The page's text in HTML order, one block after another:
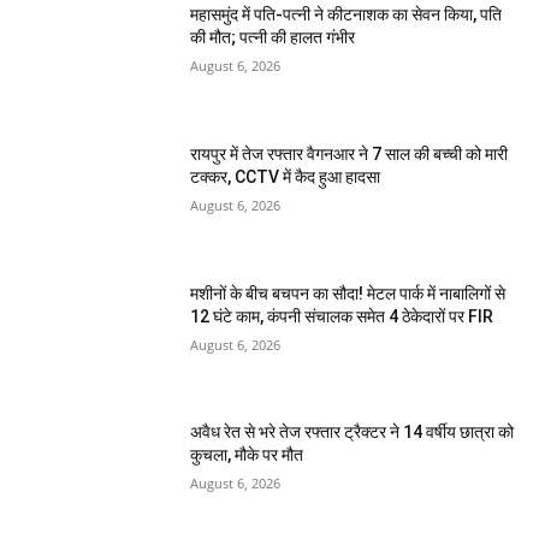
महासमुंद में पति-पत्नी ने कीटनाशक का सेवन किया, पति
की मौत; पत्नी की हालत गंभीर
August 6, 2026
रायपुर में तेज रफ्तार वैगनआर ने 7 साल की बच्ची को मारी
टक्कर, CCTV में कैद हुआ हादसा
August 6, 2026
मशीनों के बीच बचपन का सौदा! मेटल पार्क में नाबालिगों से
12 घंटे काम, कंपनी संचालक समेत 4 ठेकेदारों पर FIR
August 6, 2026
अवैध रेत से भरे तेज रफ्तार ट्रैक्टर ने 14 वर्षीय छात्रा को
कुचला, मौके पर मौत
August 6, 2026